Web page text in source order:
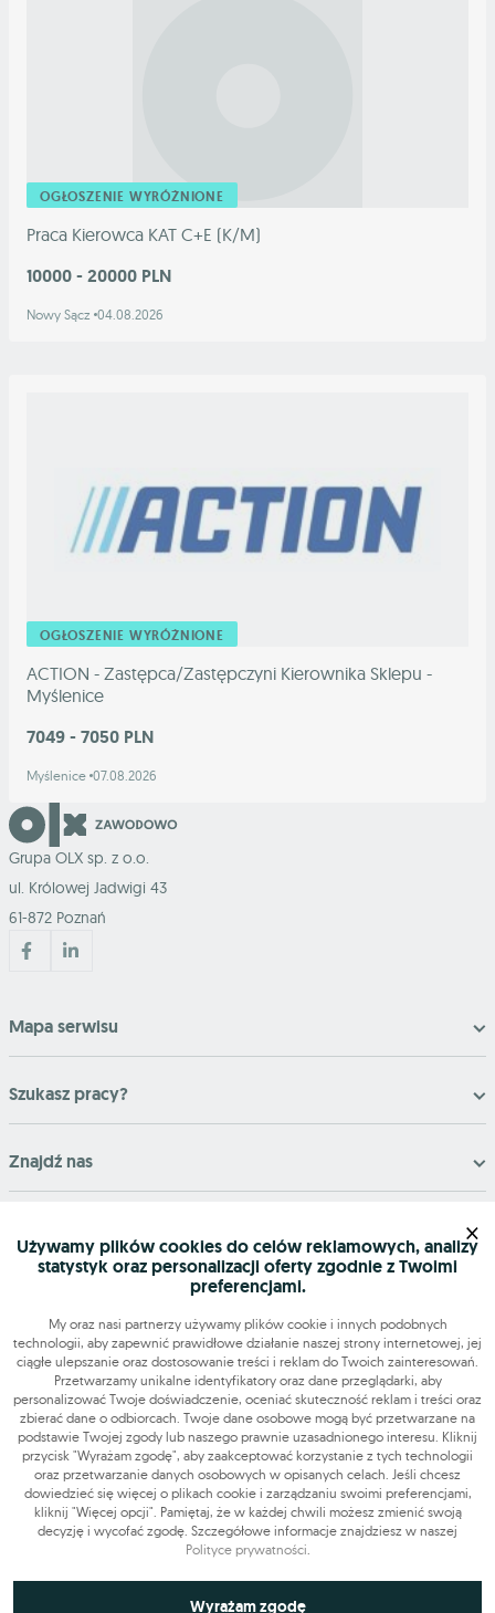
OGŁOSZENIE WYRÓŻNIONE
Praca Kierowca KAT C+E (K/M)
10000 - 20000 PLN
Nowy Sącz 04.08.2026
OGŁOSZENIE WYRÓŻNIONE
ACTION - Zastępca/Zastępczyni Kierownika Sklepu -
Myślenice
7049 - 7050 PLN
Myślenice 07.08.2026
Grupa OLX sp. z o.o.
ul. Królowej Jadwigi 43
61-872 Poznań
Mapa serwisu
Szukasz pracy?
Znajdź nas
OLX-praca © 2026. Wszelkie prawa zastrzeżone.
Praca dodatkowa i sezonowa
Używamy plików cookies do celów reklamowych, analizy
statystyk oraz personalizacji oferty zgodnie z Twoimi
preferencjami.
My oraz nasi partnerzy używamy plików cookie i innych podobnych
technologii, aby zapewnić prawidłowe działanie naszej strony internetowej, jej
ciągłe ulepszanie oraz dostosowanie treści i reklam do Twoich zainteresowań.
Przetwarzamy unikalne identyfikatory oraz dane przeglądarki, aby
personalizować Twoje doświadczenie, oceniać skuteczność reklam i treści oraz
zbierać dane o odbiorcach. Twoje dane osobowe mogą być przetwarzane na
podstawie Twojej zgody lub naszego prawnie uzasadnionego interesu. Kliknij
przycisk "Wyrażam zgodę", aby zaakceptować korzystanie z tych technologii
oraz przetwarzanie danych osobowych w opisanych celach. Jeśli chcesz
dowiedzieć się więcej o plikach cookie i zarządzaniu swoimi preferencjami,
kliknij "Więcej opcji". Pamiętaj, że w każdej chwili możesz zmienić swoją
decyzję i wycofać zgodę. Szczegółowe informacje znajdziesz w naszej
Polityce prywatności.
Niezbędne do funkcjonowania strony
Wyrażam zgodę
×